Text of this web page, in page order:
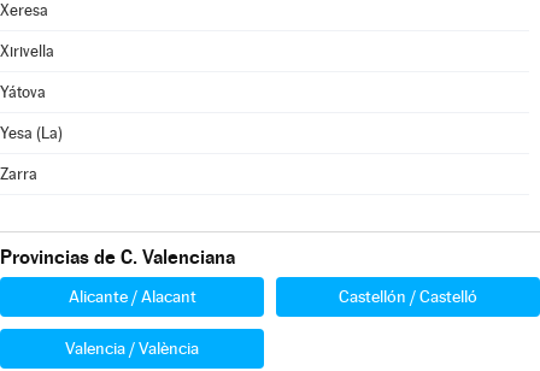
Xeresa
Xirivella
Yátova
Yesa (La)
Zarra
Provincias de C. Valenciana
Alicante / Alacant Castellón / Castelló
Valencia / València